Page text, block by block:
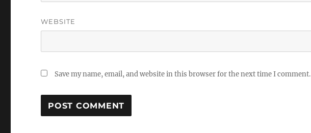
WEBSITE
Save my name, email, and website in this browser for the next time I comment.